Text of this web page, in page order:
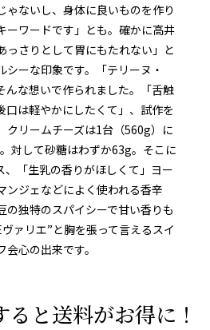
ゃないし、身体に良いものを作り
ーワードです」とも。確かに高井
っさりとして胃にもたれない」と
シーな印象です。「テリーヌ・
んな想いで作られました。「舌触
口は軽やかにしたくて」、試作を
クリームチーズは1台（560g）に
対して砂糖はわずか63g。そこに
、「生乳の香りがほしくて」ヨー
ンジェなどによく使われる香辛
の独特のスパイシーで甘い香りも
ァリエ”と胸を張って言えるスイ
心の出来です。
と送料がお得に！